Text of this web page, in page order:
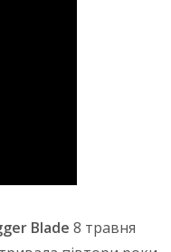
Blade 8 травня